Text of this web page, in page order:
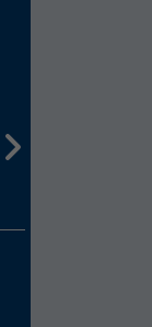
Torben P.
Heile und zuverlässig